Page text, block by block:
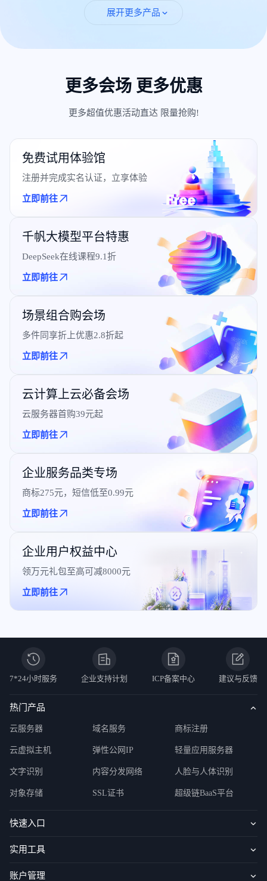
展开更多产品
更多会场 更多优惠
更多超值优惠活动直达 限量抢购!
免费试用体验馆
注册并完成实名认证，立享体验
立即前往
千帆大模型平台特惠
DeepSeek在线课程9.1折
立即前往
场景组合购会场
多件同享折上优惠2.8折起
立即前往
云计算上云必备会场
云服务器首购39元起
立即前往
企业服务品类专场
商标275元，短信低至0.99元
立即前往
企业用户权益中心
领万元礼包至高可减8000元
立即前往
7*24小时服务 企业支持计划 ICP备案中心 建议与反馈
热门产品
云服务器 域名服务 商标注册
云虚拟主机 弹性公网IP 轻量应用服务器
文字识别 内容分发网络 人脸与人体识别
对象存储 SSL证书 超级链BaaS平台
快速入口
实用工具
账户管理